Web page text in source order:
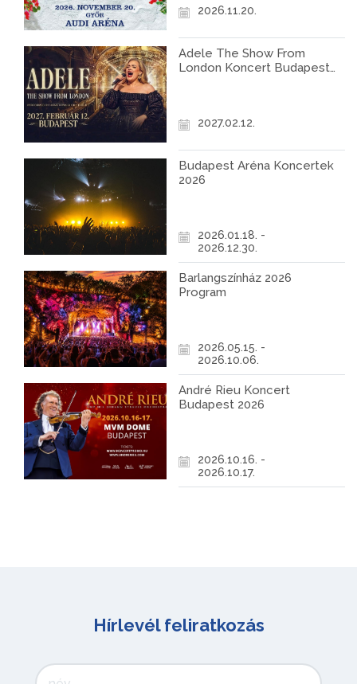
2026.11.20.
Adele The Show From
London Koncert Budapest
2027.02.12.
Budapest Aréna Koncertek
2026
2026.01.18. -
2026.12.30.
Barlangszínház 2026
Program
2026.05.15. -
2026.10.06.
André Rieu Koncert
Budapest 2026
2026.10.16. -
2026.10.17.
Hírlevél feliratkozás